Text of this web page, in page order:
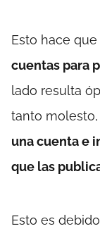
Esto hace
cuentas para
lado resulta
tanto molesto,
una cuenta e
que las
Esto es